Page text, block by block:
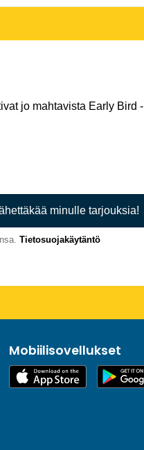
jo mahtavista Early Bird -
minulle tarjouksia!
Tietosuojakäytäntö
Mobiilisovellukset